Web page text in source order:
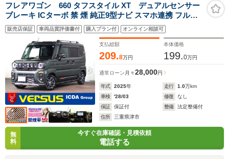
フレアワゴン 660 タフスタイル XT デュアルセンサー
ブレーキ ICターボ 禁 煙 純正9型ナビ スマホ連携 フルセ
グTV Bluetooth 全方位モニター LEDヘッド アダクティ
ブクルーズC Wパワスラ ステア&シートヒーター ヘッド
アップDP パドルシフト 純正14AW
販売店保証 車両品質評価書付 購入プラン付 オンライン相談可
支払総額
209.8万円
本体価格
199.0万円
通常ローン 月々28,000円
年式 2025年 走行 1.0万km
車検
'28/03 修復
なし
保証
保証付 整備
法定整備付
住所
三重県津市
無
料
今すぐ在庫確認・見積依頼
電話する